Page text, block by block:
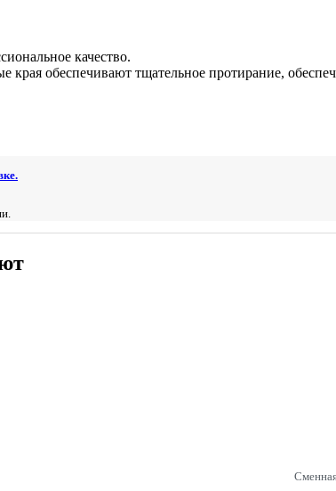
качество.
обеспечивают тщательное протирание,